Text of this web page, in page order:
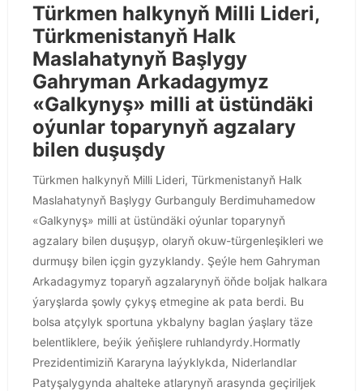
Türkmen halkynyň Milli Lideri,
Türkmenistanyň Halk
Maslahatynyň Başlygy
Gahryman Arkadagymyz
«Galkynyş» milli at üstündäki
oýunlar toparynyň agzalary
bilen duşuşdy
Türkmen halkynyň Milli Lideri, Türkmenistanyň Halk
Maslahatynyň Başlygy Gurbanguly Berdimuhamedow
«Galkynyş» milli at üstündäki oýunlar toparynyň
agzalary bilen duşuşyp, olaryň okuw-türgenleşikleri we
durmuşy bilen içgin gyzyklandy. Şeýle hem Gahryman
Arkadagymyz toparyň agzalarynyň öňde boljak halkara
ýaryşlarda şowly çykyş etmegine ak pata berdi. Bu
bolsa atçylyk sportuna ykbalyny baglan ýaşlary täze
belentliklere, beýik ýeňişlere ruhlandyrdy.Hormatly
Prezidentimiziň Kararyna laýyklykda, Niderlandlar
Patyşalygynda ahalteke atlarynyň arasynda geçiriljek